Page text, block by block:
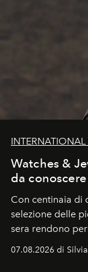
Watches &
da conoscere
Con centinaia di
selezione delle
sera rendono
cognizione del
07.08.2026 di Silvia